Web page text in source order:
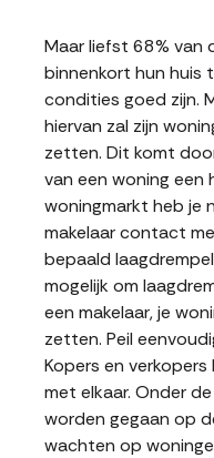
Maar liefst 68% van
binnenkort hun huis
condities goed zijn.
hiervan zal zijn
zetten. Dit komt
van een woning een
woningmarkt heb je
makelaar contact
bepaald
mogelijk om
een makelaar, je
zetten. Peil
Kopers en
met elkaar. Onder
worden gegaan op
wachten op